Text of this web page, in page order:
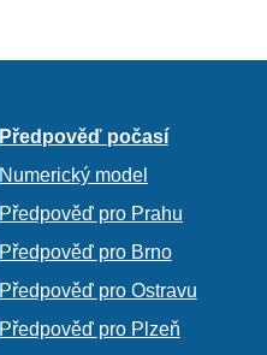
Předpověď počasí
Numerický model
Předpověď pro Prahu
Předpověď pro Brno
Předpověď pro Ostravu
Předpověď pro Plzeň